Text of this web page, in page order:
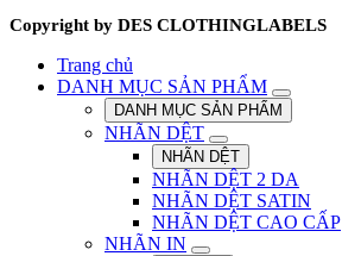
Copyright by DES CLOTHINGLABELS
Trang chủ
DANH MỤC SẢN PHẨM
DANH MỤC SẢN PHẨM
NHÃN DỆT
NHÃN DỆT
NHÃN DỆT 2 DA
NHÃN DỆT SATIN
NHÃN DỆT CAO CẤP
NHÃN IN